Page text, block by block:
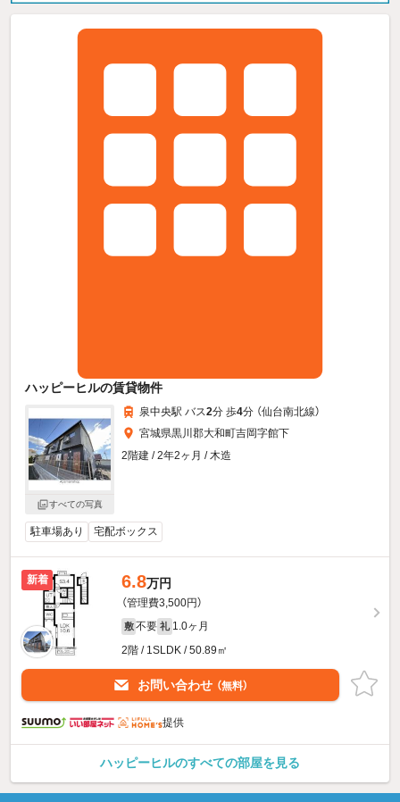
ハッピーヒルの賃貸物件
すべての写真
泉中央駅 バス2分 歩4分 （仙台南北線）
宮城県黒川郡大和町吉岡字館下
2階建 / 2年2ヶ月 / 木造
駐車場あり 宅配ボックス
新着 6.8万円
（管理費3,500円）
敷 不要 礼 1.0ヶ月
2階 / 1SLDK / 50.89㎡
お問い合わせ （無料）
提供
ハッピーヒルのすべての部屋を見る